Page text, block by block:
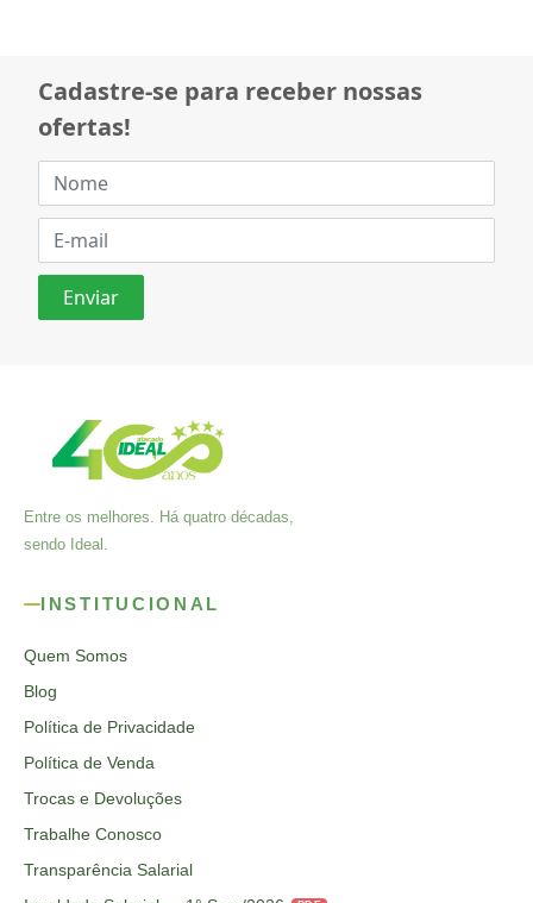
Cadastre-se para receber nossas
ofertas!
Entre os melhores. Há quatro décadas,
sendo Ideal.
INSTITUCIONAL
Quem Somos
Blog
Política de Privacidade
Política de Venda
Trocas e Devoluções
Trabalhe Conosco
Transparência Salarial